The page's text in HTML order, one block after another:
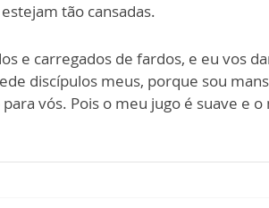
tão cansadas.
e carregados de fardos, e eu vos
discípulos meus, porque sou
vós. Pois o meu jugo é suave e o